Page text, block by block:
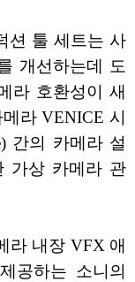
션 툴 세트는 사
개선하는데 도
라 호환성이 새
라 VENICE 시
간의 카메라 설
가상 카메라 관
라 내장 VFX 애
공하는 소니의